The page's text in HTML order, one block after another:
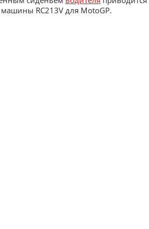
RC213V для MotoGP.